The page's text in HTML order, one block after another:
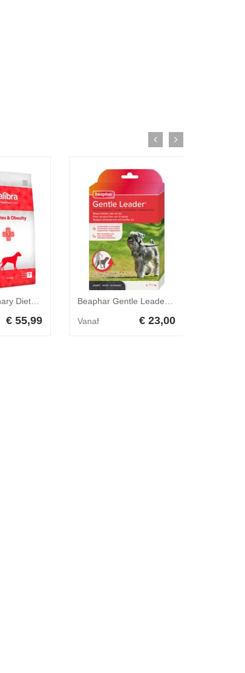
Calibra Veterinary Diets Dog Diabetes & Obesity hondenvoer 12kg
€ 55,99 Vanaf € 23,00